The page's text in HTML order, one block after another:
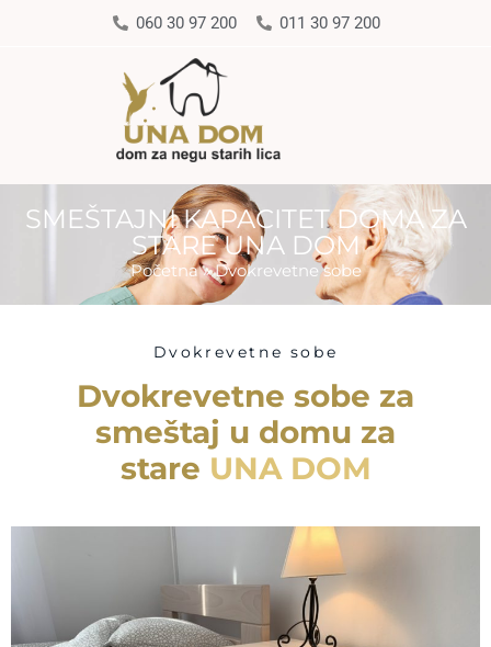
060 30 97 200 011 30 97 200
SMEŠTAJNI KAPACITET DOMA ZA
STARE UNA DOM
Početna»Dvokrevetne sobe
Dvokrevetne sobe
Dvokrevetne sobe za
smeštaj u domu za
stare UNA DOM